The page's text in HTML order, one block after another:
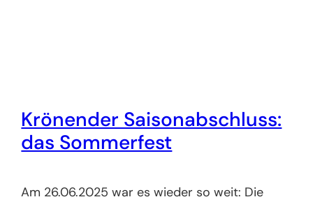
Krönender Saisonabschluss:
das Sommerfest
Am 26.06.2025 war es wieder so weit: Die